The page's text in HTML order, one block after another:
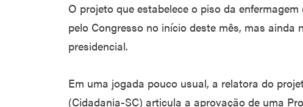
O projeto que estabelece o piso da
pelo Congresso no início deste mês, mas ainda
presidencial.
Em uma jogada pouco usual, a relatora do
(Cidadania-SC) articula a aprovação de uma